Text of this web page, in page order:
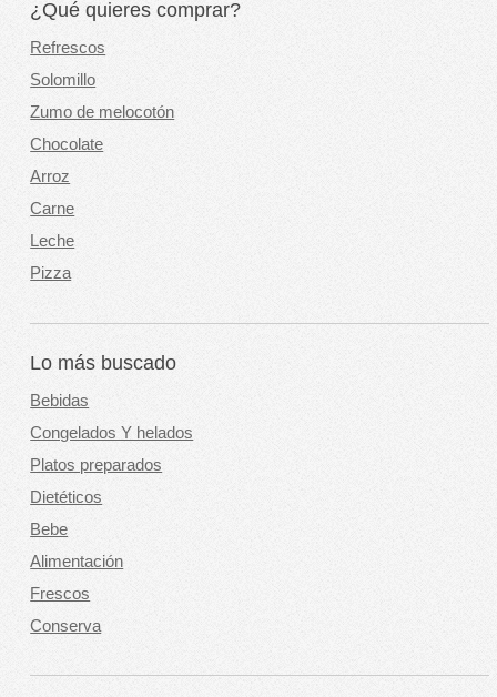
¿Qué quieres comprar?
Refrescos
Solomillo
Zumo de melocotón
Chocolate
Arroz
Carne
Leche
Pizza
Lo más buscado
Bebidas
Congelados Y helados
Platos preparados
Dietéticos
Bebe
Alimentación
Frescos
Conserva